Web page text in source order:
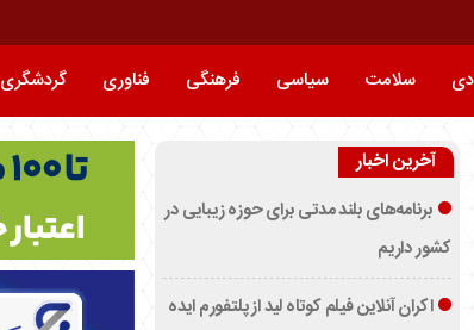
سلامت سیاسی فرهنگی فناوری گردشگری
آخرین اخبار
برنامه‌های بلند مدتی برای حوزه زیبایی در
کشور داریم
اکران آنلاین فیلم کوتاه لید از پلتفورم ایده